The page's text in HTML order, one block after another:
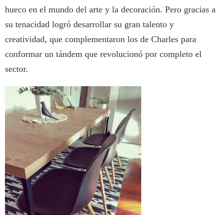
hueco en el mundo del arte y la decoración. Pero gracias a
su tenacidad logró desarrollar su gran talento y
creatividad, que complementaron los de Charles para
conformar un tándem que revolucionó por completo el
sector.